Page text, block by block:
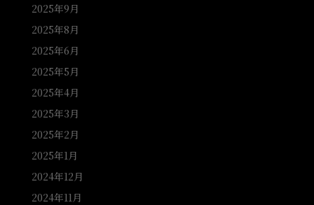
2025年9月
2025年8月
2025年6月
2025年5月
2025年4月
2025年3月
2025年2月
2025年1月
2024年12月
2024年11月